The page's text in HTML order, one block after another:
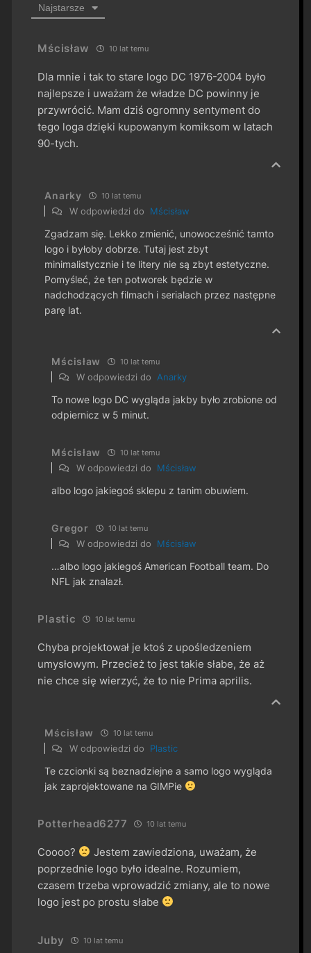
Najstarsze
Mścisław 10 lat temu
Dla mnie i tak to stare logo DC 1976-2004 było
najlepsze i uważam że władze DC powinny je
przywrócić. Mam dziś ogromny sentyment do
tego loga dzięki kupowanym komiksom w latach
90-tych.
Anarky 10 lat temu
W odpowiedzi do Mścisław
Zgadzam się. Lekko zmienić, unowocześnić tamto
logo i byłoby dobrze. Tutaj jest zbyt
minimalistycznie i te litery nie są zbyt estetyczne.
Pomyśleć, że ten potworek będzie w
nadchodzących filmach i serialach przez następne
parę lat.
Mścisław 10 lat temu
W odpowiedzi do Anarky
To nowe logo DC wygląda jakby było zrobione od
odpiernicz w 5 minut.
Mścisław 10 lat temu
W odpowiedzi do Mścisław
albo logo jakiegoś sklepu z tanim obuwiem.
Gregor 10 lat temu
W odpowiedzi do Mścisław
…albo logo jakiegoś American Football team. Do
NFL jak znalazł.
Plastic 10 lat temu
Chyba projektował je ktoś z upośledzeniem
umysłowym. Przecież to jest takie słabe, że aż
nie chce się wierzyć, że to nie Prima aprilis.
Mścisław 10 lat temu
W odpowiedzi do Plastic
Te czcionki są beznadziejne a samo logo wygląda
jak zaprojektowane na GIMPie
Potterhead6277 10 lat temu
Coooo?
Jestem zawiedziona, uważam, że
poprzednie logo było idealne. Rozumiem,
czasem trzeba wprowadzić zmiany, ale to nowe
logo jest po prostu słabe
Juby 10 lat temu